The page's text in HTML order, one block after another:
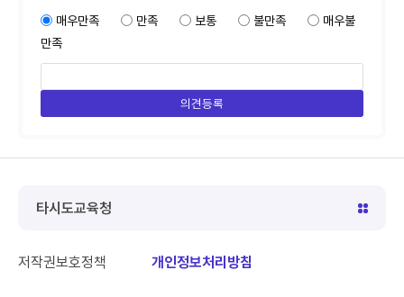
매우만족 만족 보통 불만족
매우불
만족
저작권보호정책 개인정보처리방침
타시도교육청